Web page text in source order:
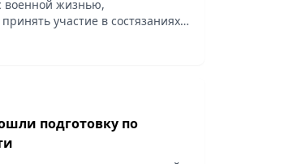
военной жизнью,
участие в состязаниях,
подготовку по